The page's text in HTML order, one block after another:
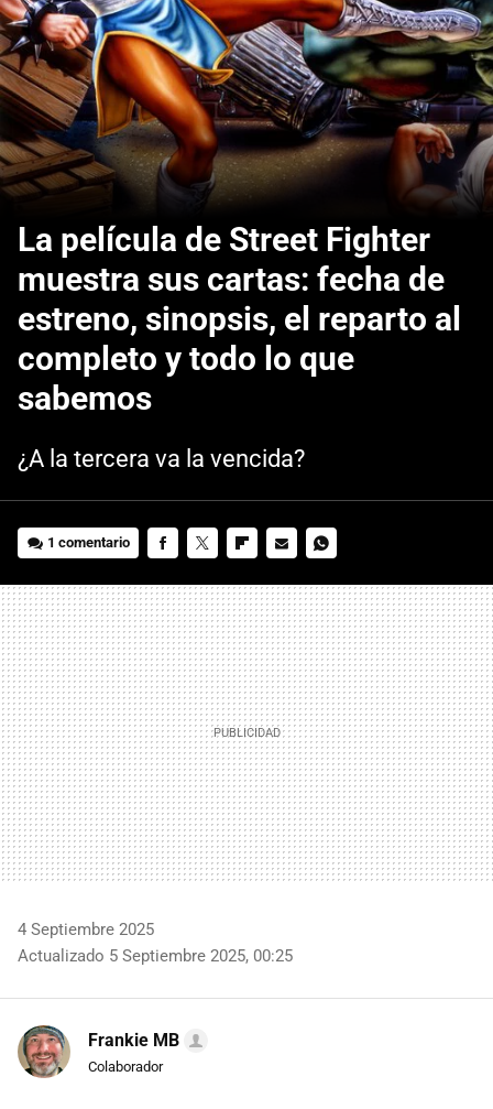
La película de Street Fighter
muestra sus cartas: fecha de
estreno, sinopsis, el reparto al
completo y todo lo que
sabemos
¿A la tercera va la vencida?
1 comentario
MAIL
4 Septiembre 2025
Actualizado 5 Septiembre 2025, 00:25
Frankie MB
Colaborador